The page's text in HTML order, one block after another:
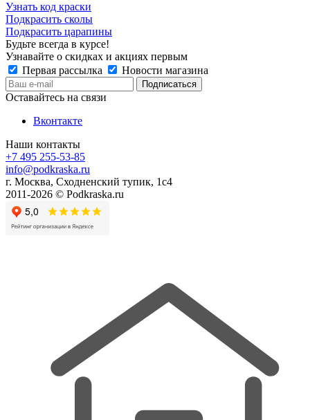
Узнать код краски
Подкрасить сколы
Подкрасить царапины
Будьте всегда в курсе!
Узнавайте о скидках и акциях первым
Первая рассылка
Новости магазина
Оставайтесь на связи
Вконтакте
Наши контакты
+7 495 255-53-85
info@podkraska.ru
г. Москва, Сходненский тупик, 1с4
2011-2026 © Podkraska.ru